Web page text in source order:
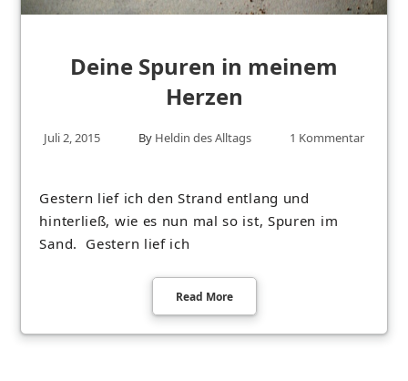
Deine Spuren in meinem
Herzen
Juli 2, 2015 By Heldin des Alltags 1 Kommentar
Gestern lief ich den Strand entlang und
hinterließ, wie es nun mal so ist, Spuren im
Sand. Gestern lief ich
Read More